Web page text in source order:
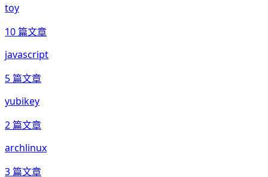
toy
10篇文章
javascript
5篇文章
yubikey
2篇文章
archlinux
3篇文章